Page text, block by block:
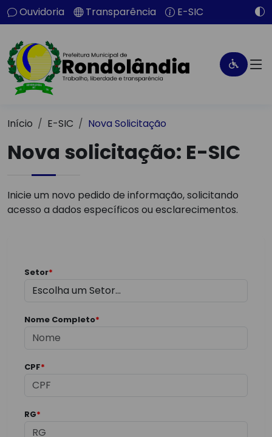
Ouvidoria Transparência E-SIC
Início E-SIC Nova Solicitação
Nova solicitação: E-SIC
Inicie um novo pedido de informação, solicitando
acesso a dados específicos ou esclarecimentos.
Setor*
Nome Completo*
CPF*
RG*